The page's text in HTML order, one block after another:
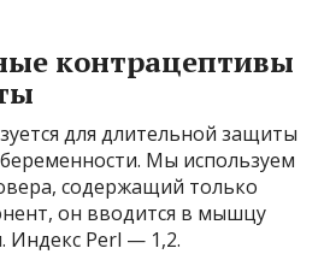
контрацептивы
для длительной защиты
Мы используем
содержащий только
он вводится в мышцу
Индекс Perl — 1,2.